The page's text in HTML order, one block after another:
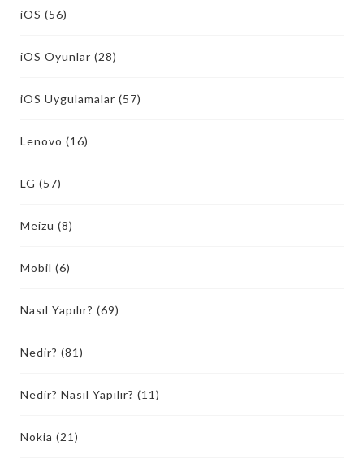
iOS (56)
iOS Oyunlar (28)
iOS Uygulamalar (57)
Lenovo (16)
LG (57)
Meizu (8)
Mobil (6)
Nasıl Yapılır? (69)
Nedir? (81)
Nedir? Nasıl Yapılır? (11)
Nokia (21)